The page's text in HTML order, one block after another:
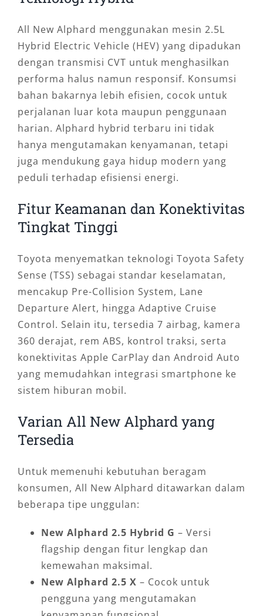
All New Alphard menggunakan mesin 2.5L
Hybrid Electric Vehicle (HEV) yang dipadukan
dengan transmisi CVT untuk menghasilkan
performa halus namun responsif. Konsumsi
bahan bakarnya lebih efisien, cocok untuk
perjalanan luar kota maupun penggunaan
harian. Alphard hybrid terbaru ini tidak
hanya mengutamakan kenyamanan, tetapi
juga mendukung gaya hidup modern yang
peduli terhadap efisiensi energi.
Fitur Keamanan dan Konektivitas
Tingkat Tinggi
Toyota menyematkan teknologi Toyota Safety
Sense (TSS) sebagai standar keselamatan,
mencakup Pre-Collision System, Lane
Departure Alert, hingga Adaptive Cruise
Control. Selain itu, tersedia 7 airbag, kamera
360 derajat, rem ABS, kontrol traksi, serta
konektivitas Apple CarPlay dan Android Auto
yang memudahkan integrasi smartphone ke
sistem hiburan mobil.
Varian All New Alphard yang
Tersedia
Untuk memenuhi kebutuhan beragam
konsumen, All New Alphard ditawarkan dalam
beberapa tipe unggulan:
New Alphard 2.5 Hybrid G – Versi
flagship dengan fitur lengkap dan
kemewahan maksimal.
New Alphard 2.5 X – Cocok untuk
pengguna yang mengutamakan